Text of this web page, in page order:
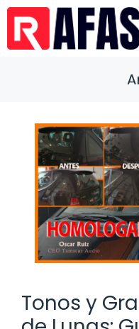
Saltar
contenido
Tonos y